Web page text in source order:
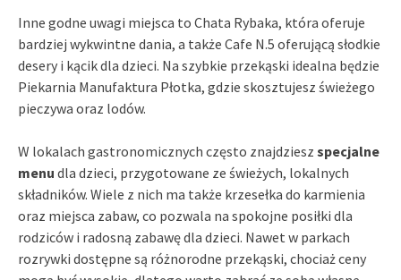
Inne godne uwagi miejsca to Chata Rybaka, która oferuje
bardziej wykwintne dania, a także Cafe N.5 oferującą słodkie
desery i kącik dla dzieci. Na szybkie przekąski idealna będzie
Piekarnia Manufaktura Płotka, gdzie skosztujesz świeżego
pieczywa oraz lodów.
W lokalach gastronomicznych często znajdziesz specjalne
menu dla dzieci, przygotowane ze świeżych, lokalnych
składników. Wiele z nich ma także krzesełka do karmienia
oraz miejsca zabaw, co pozwala na spokojne posiłki dla
rodziców i radosną zabawę dla dzieci. Nawet w parkach
rozrywki dostępne są różnorodne przekąski, chociaż ceny